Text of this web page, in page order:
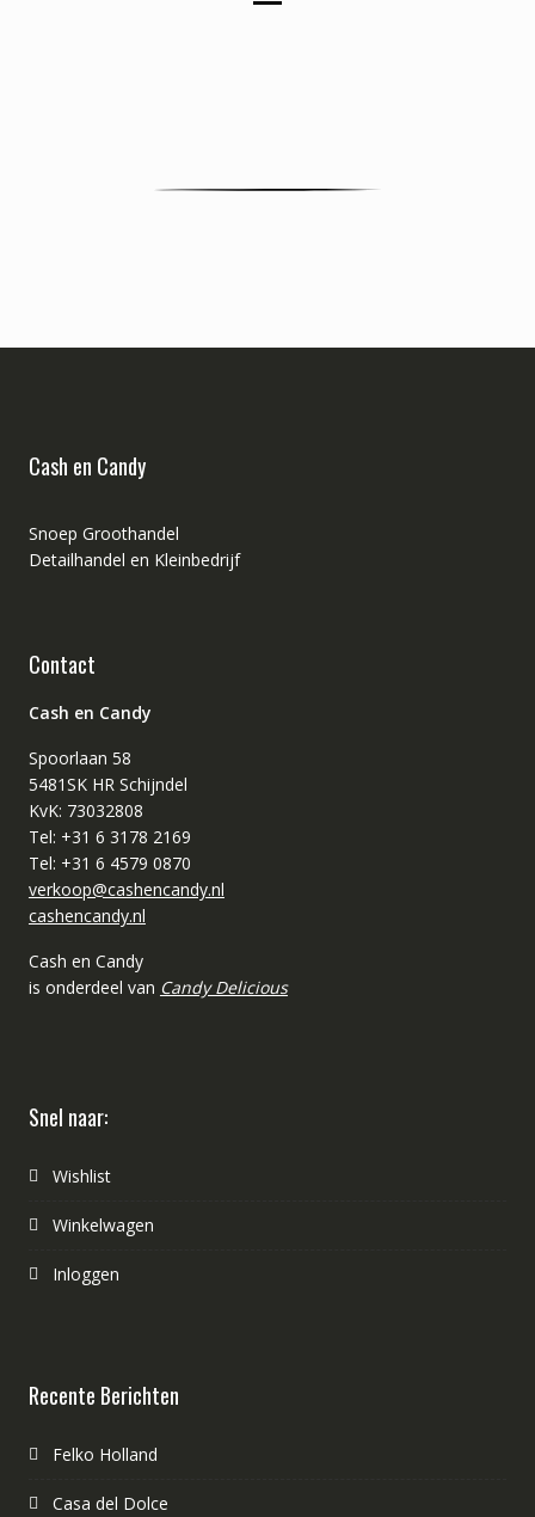
Cash en Candy
Snoep Groothandel
Detailhandel en Kleinbedrijf
Contact
Cash en Candy
Spoorlaan 58
5481SK HR Schijndel
KvK: 73032808
Tel: +31 6 3178 2169
Tel: +31 6 4579 0870
verkoop@cashencandy.nl
cashencandy.nl
Cash en Candy
is onderdeel van Candy Delicious
Snel naar:
Wishlist
Winkelwagen
Inloggen
Recente Berichten
Felko Holland
Casa del Dolce